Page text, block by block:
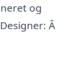
og
Â